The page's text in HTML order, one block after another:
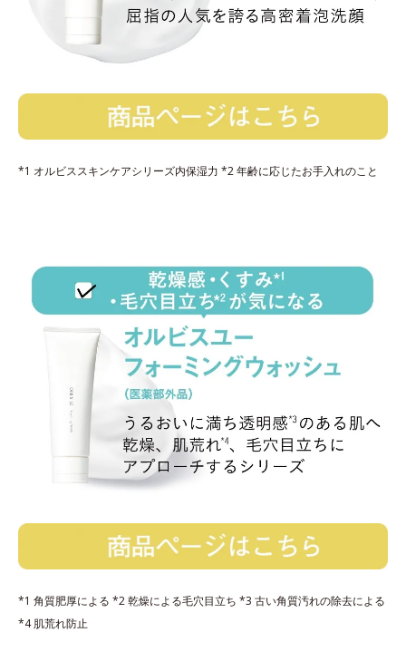
*1 オルビススキンケアシリーズ内保湿力 *2 年齢に応じたお手入れのこと
*1 角質肥厚による *2 乾燥による毛穴目立ち *3 古い角質汚れの除去による
*4 肌荒れ防止